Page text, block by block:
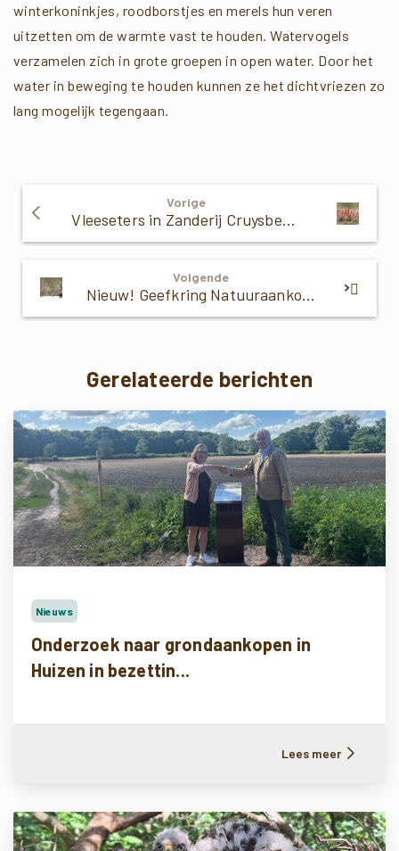
winterkoninkjes, roodborstjes en merels hun veren
uitzetten om de warmte vast te houden. Watervogels
verzamelen zich in grote groepen in open water. Door het
water in beweging te houden kunnen ze het dichtvriezen zo
lang mogelijk tegengaan.
Verder
Lezen
Vorige
Vleeseters in Zanderij Cruysbergen
Volgende
Nieuw! Geefkring Natuuraankoop
Gerelateerde berichten
Nieuws
Onderzoek naar grondaankopen in
Huizen in bezettin...
Lees meer